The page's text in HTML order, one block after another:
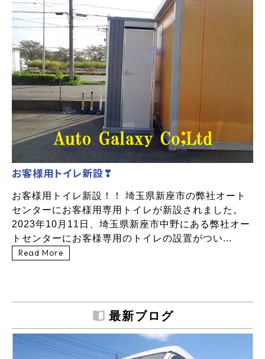
お客様用トイレ新設❣
お客様用トイレ新設！！ 埼玉県新座市の弊社オート
センターにお客様用専用トイレが新設されました。
2023年10月11日、埼玉県新座市中野にある弊社オー
トセンターにお客様専用のトイレの設置がつい...
Read More
最新ブログ